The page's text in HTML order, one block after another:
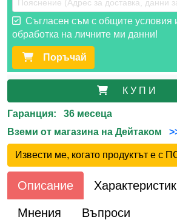
Съгласен съм с общите условия
обработка на личните ми данни!
Поръчай
К У П И
Гаранция: 36 месеца
Вземи от магазина на Дейтаком
Извести ме, когато продуктът е
Описание
Мнения Въпроси